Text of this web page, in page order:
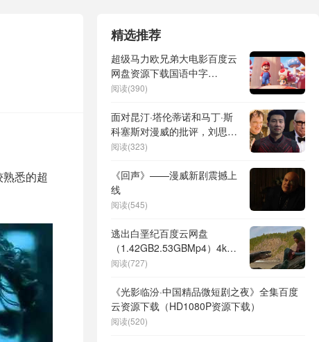
悉的超
精选推荐
超级马力欧兄弟大电影百度云
网盘资源下载国语中字
【BD1080P/3.9G-MKV高
阅读(390)
面对昆汀·塔伦蒂诺和马丁·斯
科塞斯对漫威的批评，刘思
慕：他们没资格！
阅读(323)
《回声》——漫威新剧震撼上
线
阅读(545)
逃出白垩纪百度云网盘
（1.42GB2.53GBMp4）4k高
清资源下载国语中字
阅读(727)
《光影临汾·中国精品微短剧之夜》全集百度
云资源下载（HD1080P资源下载）
阅读(520)